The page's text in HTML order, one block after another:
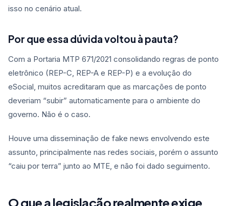
isso no cenário atual.
Por que essa dúvida voltou à pauta?
Com a Portaria MTP 671/2021 consolidando regras de ponto
eletrônico (REP-C, REP-A e REP-P) e a evolução do
eSocial, muitos acreditaram que as marcações de ponto
deveriam “subir” automaticamente para o ambiente do
governo. Não é o caso.
Houve uma disseminação de fake news envolvendo este
assunto, principalmente nas redes sociais, porém o assunto
“caiu por terra” junto ao MTE, e não foi dado seguimento.
O que a legislação realmente exige